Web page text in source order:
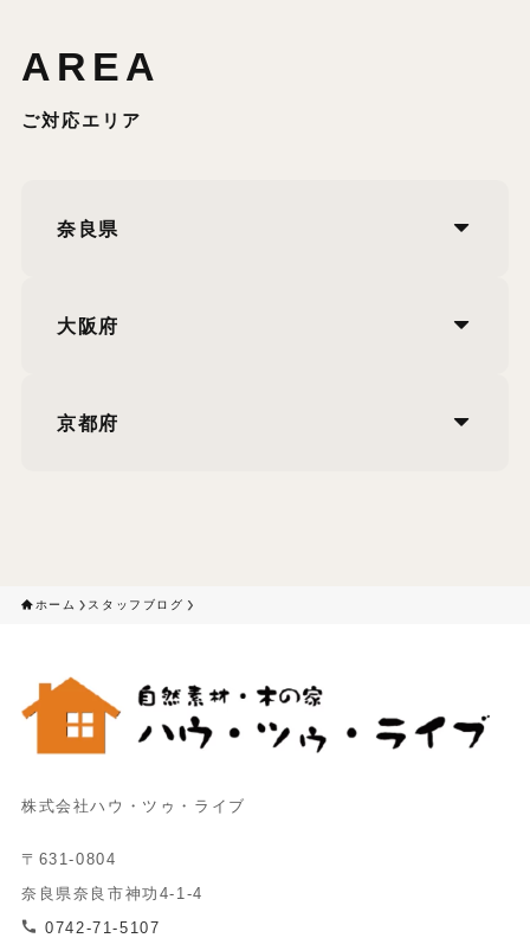
AREA
ご対応エリア
奈良県
大阪府
京都府
ホーム スタッフブログ
株式会社ハウ・ツゥ・ライブ
〒631-0804
奈良県奈良市神功4-1-4
0742-71-5107